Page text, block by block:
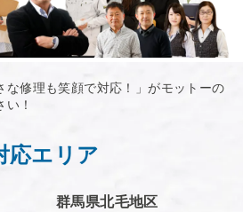
な修理も笑顔で対応！」がモットーの
！
応エリア
群馬県北毛地区